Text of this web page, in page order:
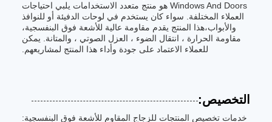
Windows And Doors هو منتج متعدد الاستخدامات يلبي احتياجات
العملاء المختلفة. سواء كان يستخدم في لوحات الدفيئة أو للنوافذ
والأبواب،هذا المنتج يقدم مقاومة عالية للأشعة فوق البنفسجية،
مقاومة الحرارة ، انتقال الضوء ، العزل الصوتي ، والمتانة. يمكن
للعملاء الاعتماد على جودة وأداء هذا المنتج لمشاريعهم.
التخصيص:
خدمات تخصيص المنتجات للزجاج المقاوم للأشعة فوق البنفسجية: